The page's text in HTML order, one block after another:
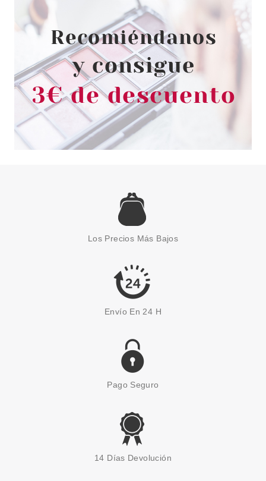
Pvr 198.50€
-39%
desde
121.00€
CLARINS
CLARINS TOTAL EYE REVIVE 15
ML
34.65€
CLARINS
MAQUILLAJE DOUBLE SERUM
Los Precios Más Bajos
Envío En 24 H
Pago Seguro
14 Días Devolución